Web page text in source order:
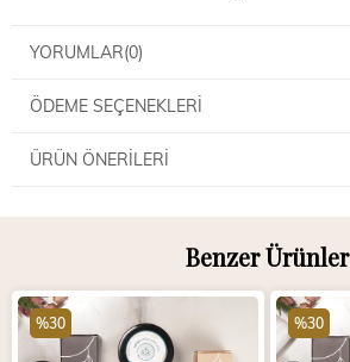
YORUMLAR(0)
ÖDEME SEÇENEKLERI
ÜRÜN ÖNERILERI
Benzer Ürünler
%30 %30